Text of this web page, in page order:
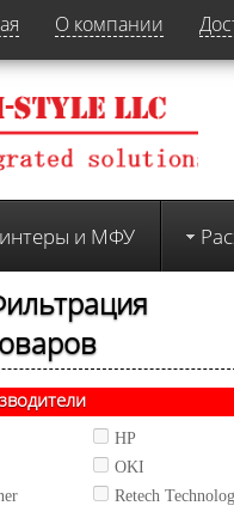
О компании
и МФУ
HP
OKI
Retech